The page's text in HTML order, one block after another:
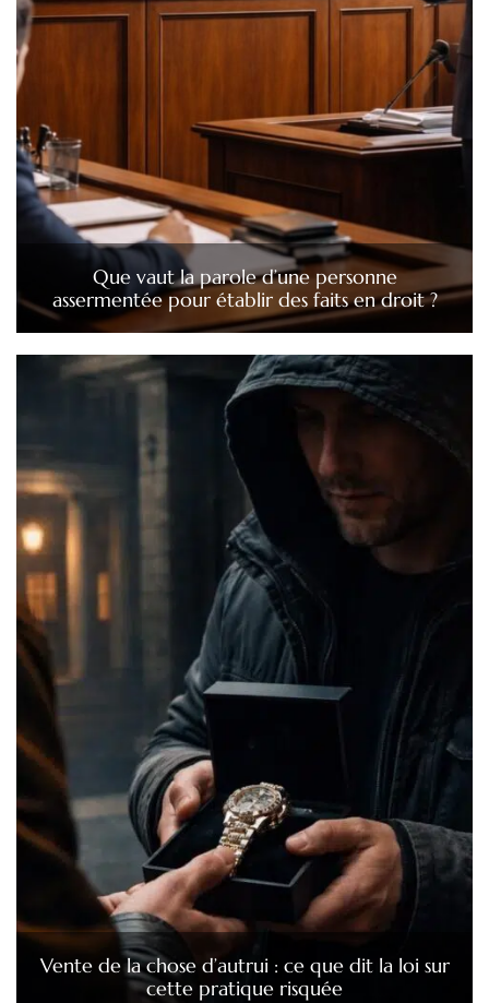
Que vaut la parole d’une personne
assermentée pour établir des faits en droit ?
Vente de la chose d’autrui : ce que dit la loi sur
cette pratique risquée